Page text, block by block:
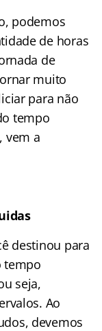
podemos
de horas
de
muito
para não
tempo
vem a
destinou para
tempo
seja,
Ao
devemos